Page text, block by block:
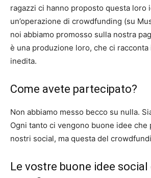
ragazzi ci hanno proposto questa loro
un’operazione di crowdfunding (su
noi abbiamo promosso sulla nostra
è una produzione loro, che ci racconta
inedita.
Come avete partecipato?
Non abbiamo messo becco su nulla.
Ogni tanto ci vengono buone idee che
nostri social, ma questa del
Le vostre buone idee